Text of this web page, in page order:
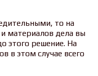
то на
материалов дела вы
этого решение. На
в этом случае всего